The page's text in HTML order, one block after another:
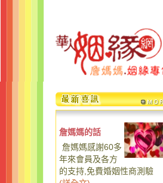
詹媽媽的話
詹媽媽感謝60多
年來會員及各方
的支持,免費婚姻性商測驗